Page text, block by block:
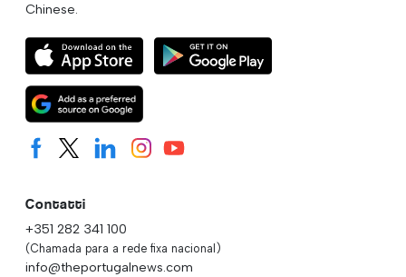
Chinese.
Contatti
+351 282 341 100
(Chamada para a rede fixa nacional)
info@theportugalnews.com